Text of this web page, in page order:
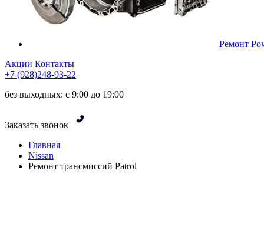
Ремонт
Акции Контакты
+7 (928)248-93-22
без выходных: с 9:00 до 19:00
Заказать звонок
Главная
Nissan
Ремонт трансмиссий Patrol